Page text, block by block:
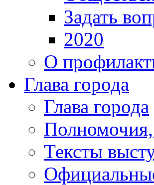
Задать
2020
О
Глава города
Глава города
Тексты